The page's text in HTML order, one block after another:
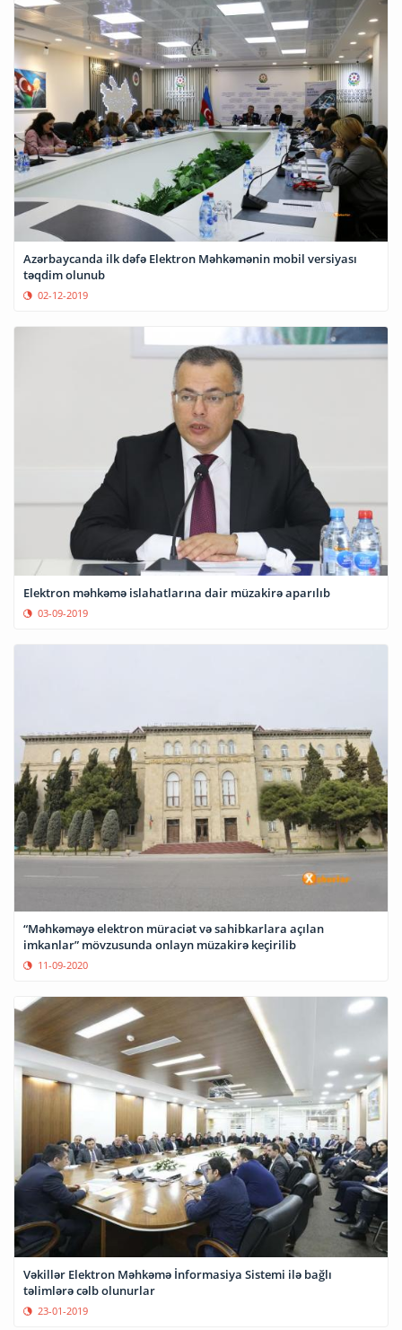
Azərbaycanda ilk dəfə Elektron Məhkəmənin mobil versiyası
təqdim olunub
02-12-2019
Elektron məhkəmə islahatlarına dair müzakirə aparılıb
03-09-2019
“Məhkəməyə elektron müraciət və sahibkarlara açılan
imkanlar” mövzusunda onlayn müzakirə keçirilib
11-09-2020
Vəkillər Elektron Məhkəmə İnformasiya Sistemi ilə bağlı
təlimlərə cəlb olunurlar
23-01-2019